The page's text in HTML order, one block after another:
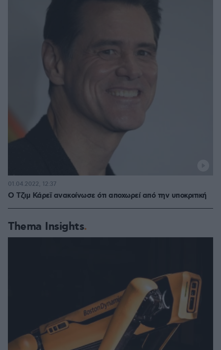
Ο Τζιμ Κάρεϊ ανακοίνωσε ότι αποχωρεί από την υποκριτική
01.04.2022, 12:37
Thema Insights